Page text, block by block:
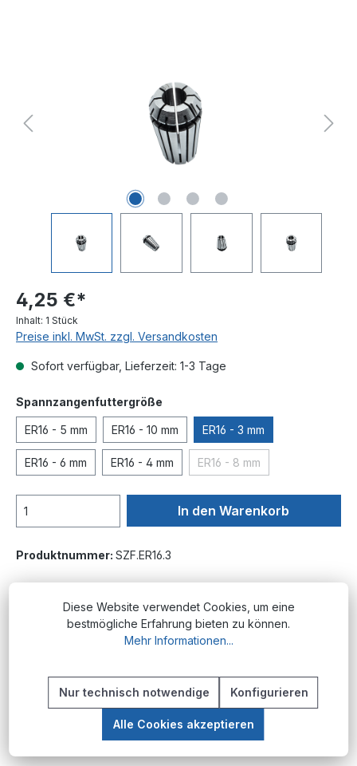
4,25 €*
Inhalt: 1 Stück
Preise inkl. MwSt. zzgl. Versandkosten
Sofort verfügbar, Lieferzeit: 1-3 Tage
Spannzangenfuttergröße
ER16 - 5 mm ER16 - 10 mm ER16 - 3 mm
ER16 - 6 mm ER16 - 4 mm ER16 - 8 mm(Diese Option ist zurzeit
In den Warenkorb
Produktnummer: SZF.ER16.3
Beschreibung
PRODUKTÜBERSICHT Diese Artikel gehören
der Schweizer Firma REGO-FIX entwickelt…
Mehr
Diese Website verwendet Cookies, um eine
bestmögliche Erfahrung bieten zu können.
Mehr Informationen...
Nur technisch notwendige Konfigurieren
Alle Cookies akzeptieren